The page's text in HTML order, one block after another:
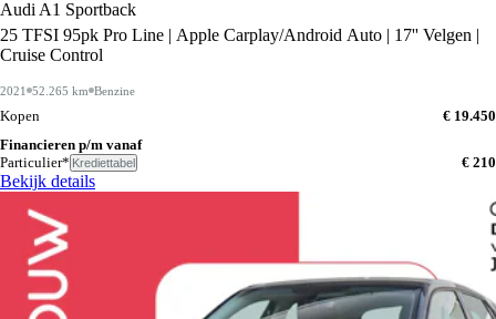
Audi A1 Sportback
25 TFSI 95pk Pro Line | Apple Carplay/Android Auto | 17'' Velgen |
Cruise Control
2021 52.265 km Benzine
Kopen
€ 19.450
Financieren p/m vanaf
Particulier* Krediettabel € 210
Bekijk details